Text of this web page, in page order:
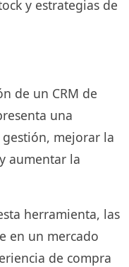
y estrategias de
de un CRM de
una
mejorar la
aumentar la
herramienta, las
en un mercado
de compra